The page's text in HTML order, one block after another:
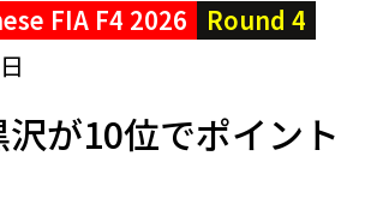
FIA F4 2026
Round 4
が10位でポイント